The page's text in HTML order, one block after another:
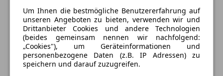
Keine Angebote
verfügbar
Leider können wir aktuell kein Angebot finden.
Um Ihnen die bestmögliche Benutzererfahrung auf
unseren Angeboten zu bieten, verwenden wir und
Drittanbieter Cookies und andere Technologien
(beides gemeinsam nennen wir nachfolgend:
„Cookies"), um Geräteinformationen und
personenbezogene Daten (z.B. IP Adressen) zu
speichern und darauf zuzugreifen.